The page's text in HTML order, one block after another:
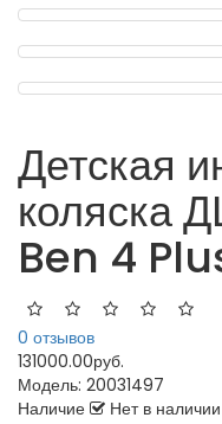
Детская
коляска
Ben 4
0 отзывов
131000.00руб.
Модель: 20031497
Наличие
Нет в наличии